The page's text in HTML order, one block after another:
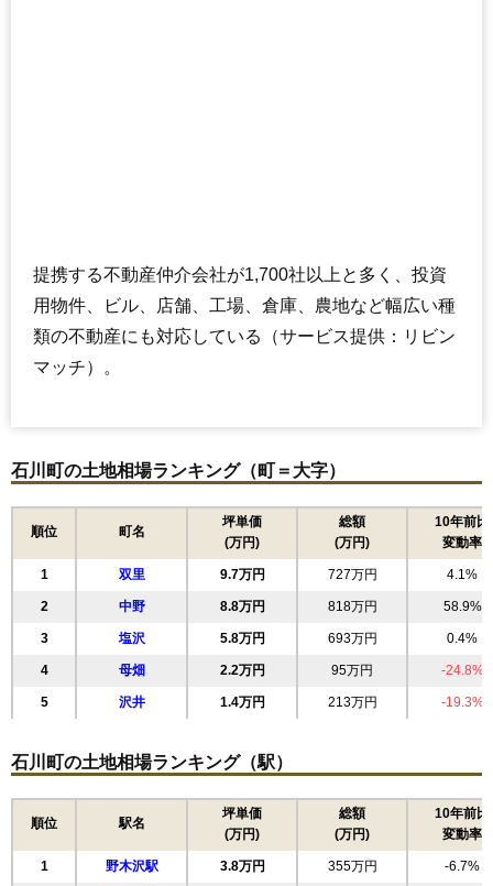
提携する不動産仲介会社が1,700社以上と多く、投資
用物件、ビル、店舗、工場、倉庫、農地など幅広い種
類の不動産にも対応している（サービス提供：リビン
マッチ）。
石川町の土地相場ランキング（町＝大字）
順位 町名
坪単価
(万円)
総額
(万円)
10年前比
変動率
1 双里 9.7万円 727万円 4.1%
2 中野 8.8万円 818万円 58.9%
3 塩沢 5.8万円 693万円 0.4%
4 母畑 2.2万円 95万円 -24.8%
5 沢井 1.4万円 213万円 -19.3%
石川町の土地相場ランキング（駅）
順位 駅名
坪単価
(万円)
総額
(万円)
10年前比
変動率
1 野木沢駅 3.8万円 355万円 -6.7%